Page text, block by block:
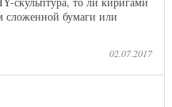
сложенной бумаги или
02.07.2017